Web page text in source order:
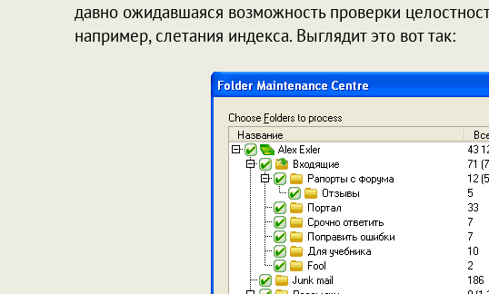
давно ожидавшаяся возможность проверки
например, слетания индекса. Выглядит это вот так: